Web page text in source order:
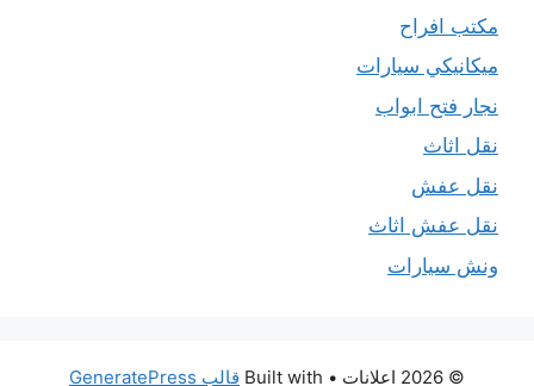
مكتب افراح
ميكانيكي سيارات
نجار فتح ابواب
نقل اثاث
نقل عفش
نقل عفش اثاث
ونش سيارات
© 2026 اعلانات • Built with قالب GeneratePress